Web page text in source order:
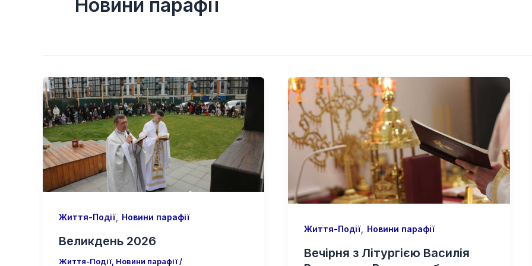
Новини парафії
Життя-Події, Новини парафії
Великдень 2026
Життя-Події, Новини парафії/
Життя-Події, Новини парафії
Вечірня з Літургією Василія